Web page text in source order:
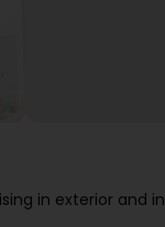
in exterior and